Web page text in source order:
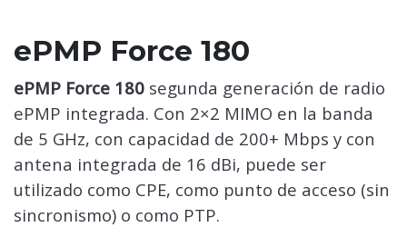
ePMP Force 180
ePMP Force 180 segunda generación de radio
ePMP integrada. Con 2×2 MIMO en la banda
de 5 GHz, con capacidad de 200+ Mbps y con
antena integrada de 16 dBi, puede ser
utilizado como CPE, como punto de acceso (sin
sincronismo) o como PTP.